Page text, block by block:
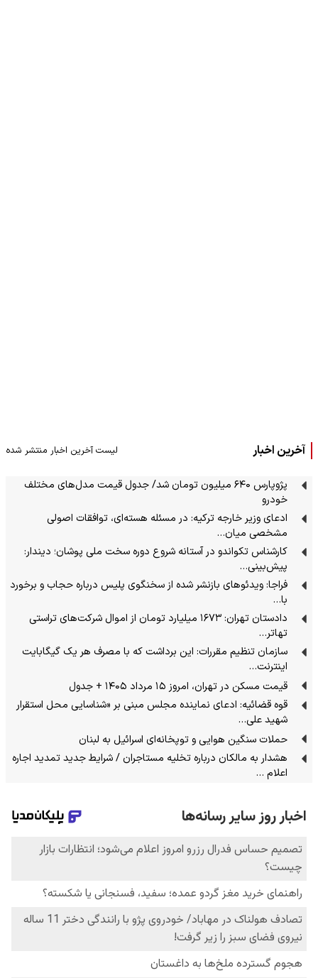
آخرین اخبار لیست آخرین اخبار منتشر شده
پژوپارس ۶۴۰ میلیون تومان شد/ جدول قیمت مدل‌های مختلف
خودرو
ادعای وزیر خارجه ترکیه: در مسئله هسته‌ای، توافقات اصولی
مشخصی میان…
کارشناس تکواندو در آستانه شروع دوره سخت ملی پوشان؛ دیندار:
پیش‌بینی…
فراجا: ویدئوهای بازنشر شده از سخنگوی پلیس درباره حجاب و برخورد
با…
دادستان تهران: ۱۶۷۳ میلیارد تومان از اموال شرکت‌های تراستی
تهاتر…
سازمان تنظیم مقررات: این برداشت که با مصرف هر یک گیگابایت
اینترنت…
قیمت مسکن در تهران، امروز ۱۵ مرداد ۱۴۰۵ + جدول
قوه قضائیه: ادعای نماینده مجلس مبنی بر «شناسایی محل استقرار
شهید علی…
حملات سنگین هوایی و توپخانه‌ای اسرائیل به لبنان
هشدار به مالکان درباره تخلیه مستاجران / شرایط جدید تمدید اجاره
اعلام …